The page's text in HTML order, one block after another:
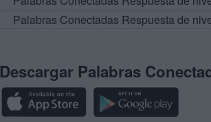
Palabras Conectadas Respuesta de
Descargar Palabras